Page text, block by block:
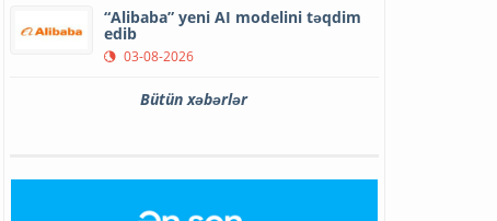
“Alibaba” yeni AI modelini təqdim
edib
03-08-2026
Bütün xəbərlər